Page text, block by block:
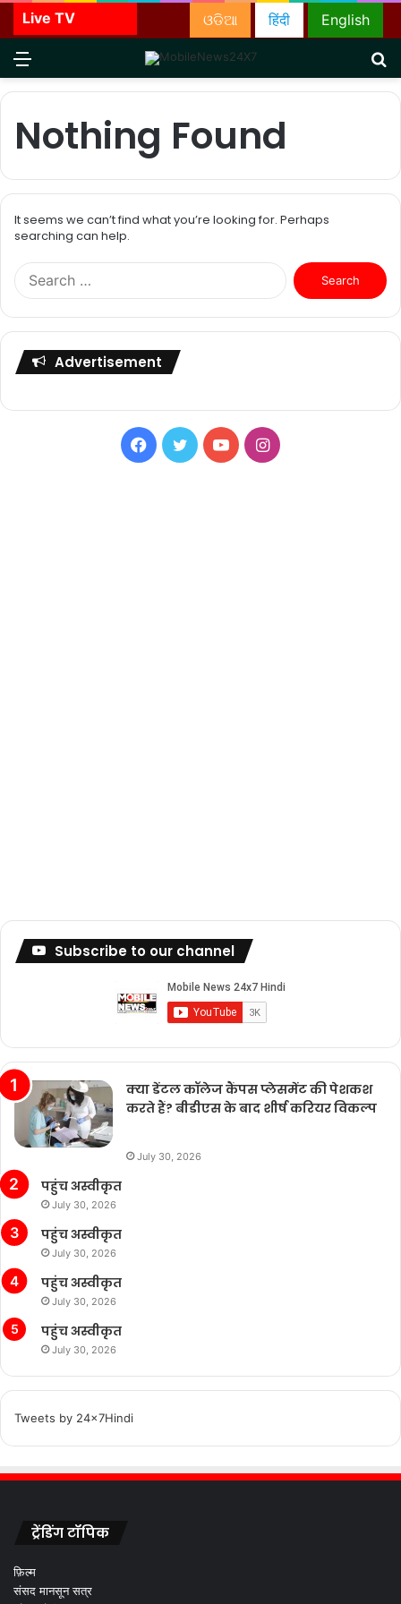
Live TV English
हिंदी
ଓଡିଆ
Menu
Nothing Found
It seems we can’t find what you’re looking for. Perhaps
searching can help.
Search
for:
Advertisement
Facebook
TwitterYouTubeInstagram
Subscribe to our channel
क्या डेंटल कॉलेज कैंपस प्लेसमेंट की पेशकश
करते हैं? बीडीएस के बाद शीर्ष करियर विकल्प
July 30, 2026
पहुंच अस्वीकृत
July 30, 2026
पहुंच अस्वीकृत
July 30, 2026
पहुंच अस्वीकृत
July 30, 2026
पहुंच अस्वीकृत
July 30, 2026
Tweets by 24x7Hindi
ट्रेंडिंग टॉपिक
फ़िल्म
संसद मानसून सत्र